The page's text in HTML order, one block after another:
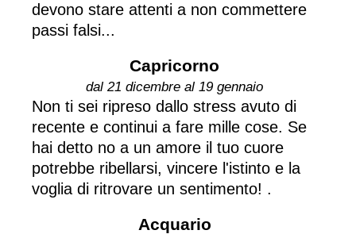
devono stare attenti a non commettere
passi falsi...
Capricorno
dal 21 dicembre al 19 gennaio
Non ti sei ripreso dallo stress avuto di
recente e continui a fare mille cose. Se
hai detto no a un amore il tuo cuore
potrebbe ribellarsi, vincere l'istinto e la
voglia di ritrovare un sentimento! .
Acquario